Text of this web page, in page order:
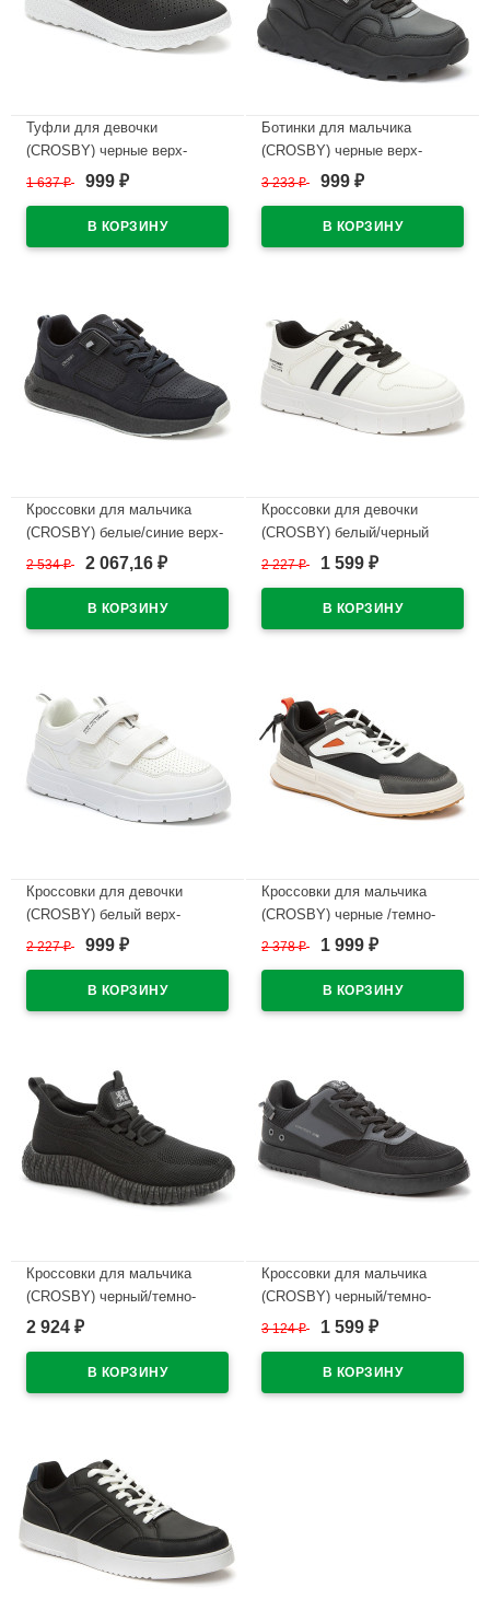
Туфли для девочки
(CROSBY) черные верх-
искусственный нубук
размерный ряд 34-
38арт.248002/03-04
1 637₽ 999 ₽
Ботинки для мальчика
(CROSBY) черные верх-
искусственная кожа
248298/02-01
3 233₽ 999 ₽
Кроссовки для мальчика
(CROSBY) белые/синие верх-
искусственная кожа+сетка
38-41 арт.248045/03-02
2 534₽ 2 067,16 ₽
Кроссовки для девочки
(CROSBY) белый/черный
верх-искусственная кожа/
арт.248039/04-01
2 227₽ 1 599 ₽
Кроссовки для девочки
(CROSBY) белый верх-
искусственная кожа/сетка
арт.248039/02-02
2 227₽ 999 ₽
Кроссовки для мальчика
(CROSBY) черные /темно-
серый верх-искусственный
искусственная кожа
размерный ряд 38-41
2 378₽ 1 999 ₽
Кроссовки для мальчика
(CROSBY) черный/темно-
серый верх-искуственная
артикул 447007/03-01
2 924 ₽
Кроссовки для мальчика
(CROSBY) черный/темно-
серый верх-искуственная
артикул 447002/04-02
3 124₽ 1 599 ₽